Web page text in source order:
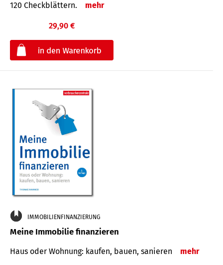
120 Check­blättern.
mehr
29,90 €
IMMOBILIENFINANZIERUNG
Meine Immobilie finanzieren
Haus oder Wohnung: kaufen, bauen, sanieren mehr